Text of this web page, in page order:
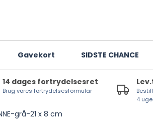
Gavekort SIDSTE CHANCE
14 dages fortrydelsesret
Brug vores fortrydelsesformular
4
grå-21 x 8 cm